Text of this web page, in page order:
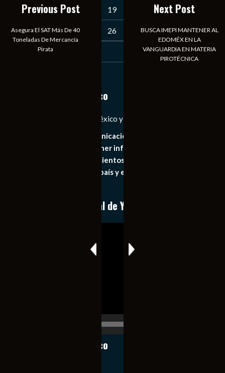
16 17 18 19 21 22
23 24 25 26 27 28 29
31
Notiexpress de México
Las Noticias Diarias de México y el Mundo a Tu Alcance
Somos un medio de comunicación digital que tiene como
principal objetivo mantener informado al publico en
general de los acontecimientos mas recientes e
importantes de nuestro país y el mundo de forma eficaz,
Conoce nuestro canal de YouTube
Notiexpress de México
Previous Post
Asegura El SAT Más De 40
Toneladas De Mercancía
Pirata
Next Post
BUSCA IMEPI MANTENER AL
EDOMÉX EN LA
VANGUARDIA EN MATERIA
PIROTÉCNICA